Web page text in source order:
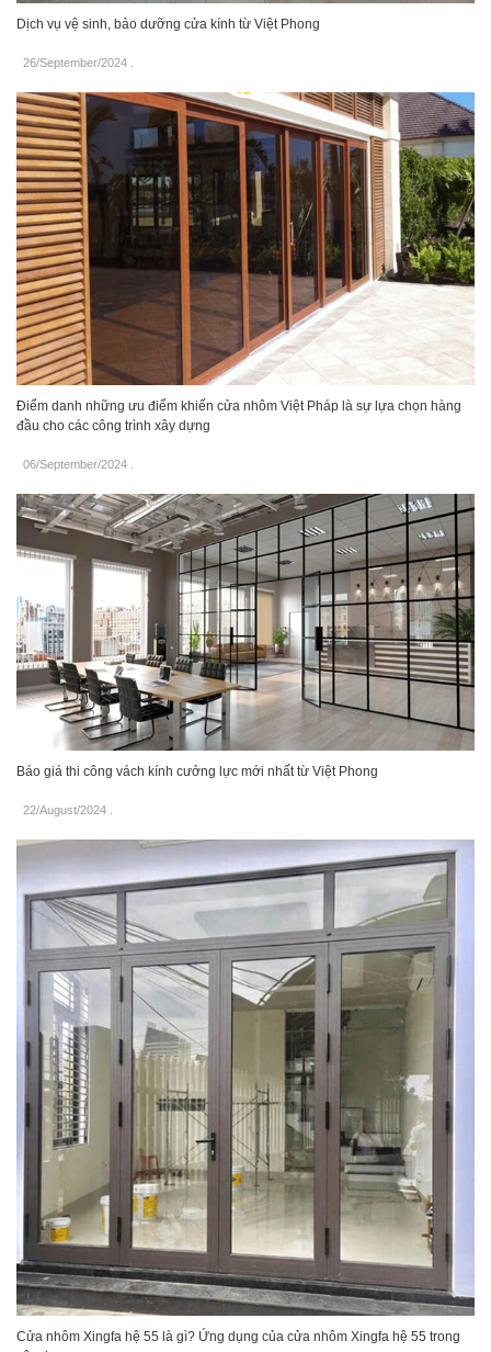
Dịch vụ vệ sinh, bảo dưỡng cửa kính từ Việt Phong
26/September/2024 .
Điểm danh những ưu điểm khiến cửa nhôm Việt Pháp là sự lựa chọn hàng
đầu cho các công trình xây dựng
06/September/2024
Báo giá thi công vách kính cưởng lực mới nhất từ Việt Phong
22/August/2024
Cửa nhôm Xingfa hệ 55 là gì? Ứng dụng của cửa nhôm Xingfa hệ 55 trong